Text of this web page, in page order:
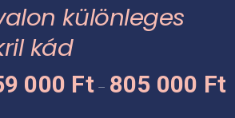
különleges
kád
000 Ft – 805 000 Ft